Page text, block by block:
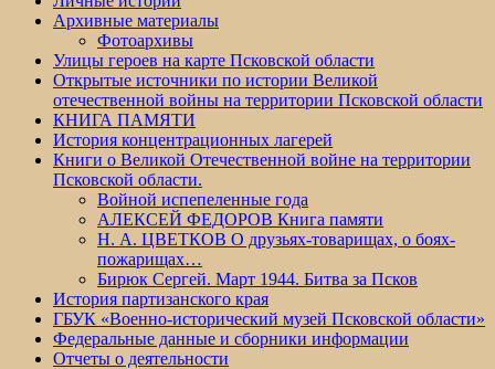
Архивные материалы
Фотоархивы
Улицы героев на карте Псковской области
Открытые источники по истории Великой
отечественной войны на территории Псковской области
КНИГА ПАМЯТИ
История концентрационных лагерей
Книги о Великой Отечественной войне на территории
Псковской области.
Войной испепеленные года
АЛЕКСЕЙ ФЕДОРОВ Книга памяти
Н. А. ЦВЕТКОВ О друзьях-товарищах, о боях-
пожарищах…
Бирюк Сергей. Март 1944. Битва за Псков
История партизанского края
ГБУК «Военно-исторический музей Псковской области»
Федеральные данные и сборники информации
Отчеты о деятельности